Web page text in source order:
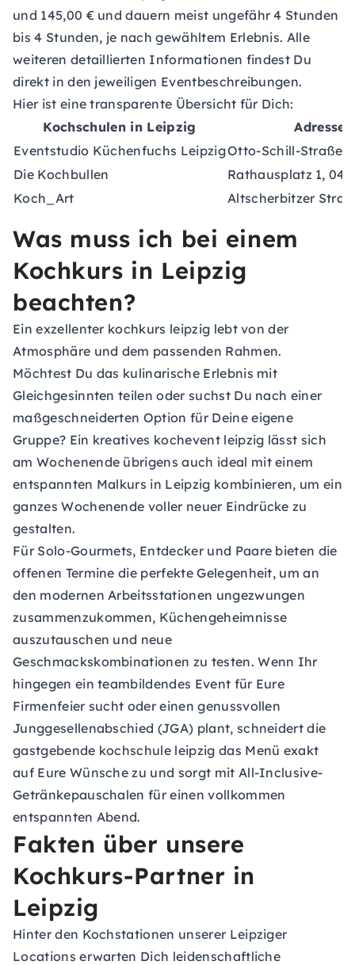
und 145,00 € und dauern meist ungefähr 4 Stunden
bis 4 Stunden, je nach gewähltem Erlebnis. Alle
weiteren detaillierten Informationen findest Du
direkt in den jeweiligen Eventbeschreibungen.
Hier ist eine transparente Übersicht für Dich:
Kochschulen in Leipzig
Adresse
Eventstudio Küchenfuchs LeipzigOtto-Schill-Straße
Die Kochbullen
Rathausplatz 1,
Koch_Art
Altscherbitzer
Was muss ich bei einem
Kochkurs in Leipzig
beachten?
Ein exzellenter kochkurs leipzig lebt von der
Atmosphäre und dem passenden Rahmen.
Möchtest Du das kulinarische Erlebnis mit
Gleichgesinnten teilen oder suchst Du nach einer
maßgeschneiderten Option für Deine eigene
Gruppe? Ein kreatives kochevent leipzig lässt sich
am Wochenende übrigens auch ideal mit einem
entspannten Malkurs in Leipzig kombinieren, um ein
ganzes Wochenende voller neuer Eindrücke zu
gestalten.
Für Solo-Gourmets, Entdecker und Paare bieten die
offenen Termine die perfekte Gelegenheit, um an
den modernen Arbeitsstationen ungezwungen
zusammenzukommen, Küchengeheimnisse
auszutauschen und neue
Geschmackskombinationen zu testen. Wenn Ihr
hingegen ein teambildendes Event für Eure
Firmenfeier sucht oder einen genussvollen
Junggesellenabschied (JGA) plant, schneidert die
gastgebende kochschule leipzig das Menü exakt
auf Eure Wünsche zu und sorgt mit All-Inclusive-
Getränkepauschalen für einen vollkommen
entspannten Abend.
Fakten über unsere
Kochkurs-Partner in
Leipzig
Hinter den Kochstationen unserer Leipziger
Locations erwarten Dich leidenschaftliche